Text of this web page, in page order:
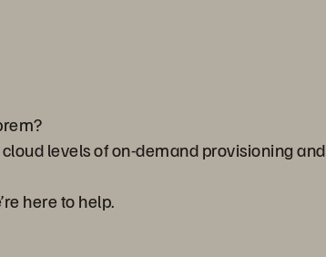
levels of on-demand provisioning and
here to help.